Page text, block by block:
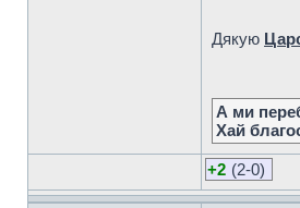
Дякую
А ми
Хай
+2 (2-0)